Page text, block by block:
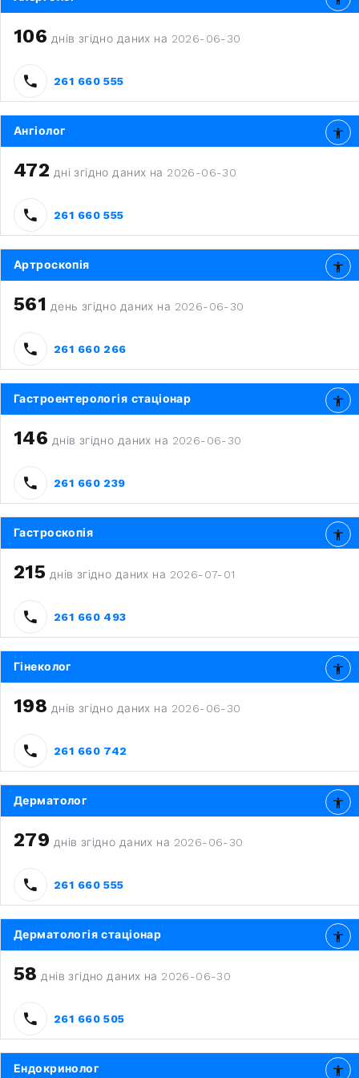
106 днів згідно даних на 2026-06-30
261 660 555
Ангіолог
472 дні згідно даних на 2026-06-30
261 660 555
Артроскопія
561 день згідно даних на 2026-06-30
261 660 266
Гастроентерологія стаціонар
146 днів згідно даних на 2026-06-30
261 660 239
Гастроскопія
215 днів згідно даних на 2026-07-01
261 660 493
Гінеколог
198 днів згідно даних на 2026-06-30
261 660 742
Дерматолог
279 днів згідно даних на 2026-06-30
261 660 555
Дерматологія стаціонар
58 днів згідно даних на 2026-06-30
261 660 505
Ендокринолог